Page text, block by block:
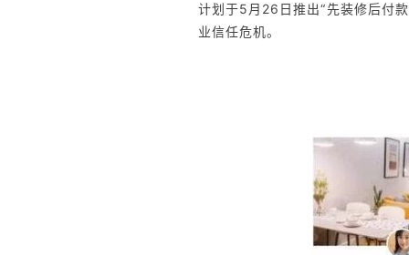
计划于5月26日推出“先装修后付
业信任危机。